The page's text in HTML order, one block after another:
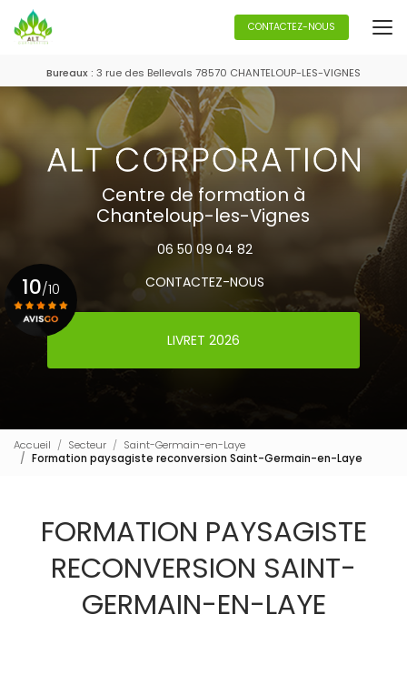
au
contenu
Bureaux : 3 rue des Bellevals 78570 CHANTELOUP-LES-VIGNES
CONTACTEZ-NOUS
Centre de formation à
Chanteloup-les-Vignes
06 50 09 04 82
CONTACTEZ-NOUS
LIVRET 2026
10/10
Accueil Secteur
Saint-Germain-en-Laye
Formation paysagiste reconversion Saint-Germain-en-Laye
FORMATION PAYSAGISTE
RECONVERSION SAINT-
GERMAIN-EN-LAYE